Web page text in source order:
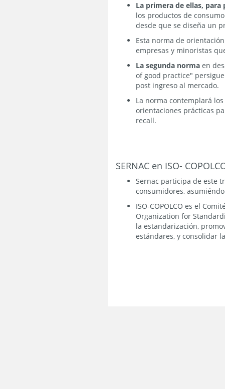
La primera de ellas, para
los productos de
desde que se diseña un
Esta norma de
empresas y minoristas
La segunda norma en
of good practice"
post ingreso al mercado.
La norma contemplará
orientaciones prácticas
recall.
SERNAC en ISO-
Sernac participa de este
consumidores,
ISO-COPOLCO es el
Organization for
la estandarización,
estándares, y consolidar